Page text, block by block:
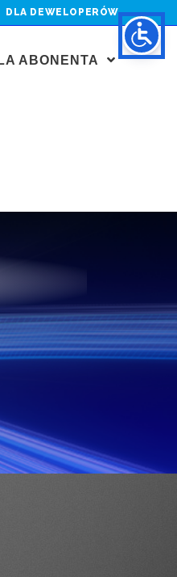
DLA DEWELOPERÓW
ABONENTA